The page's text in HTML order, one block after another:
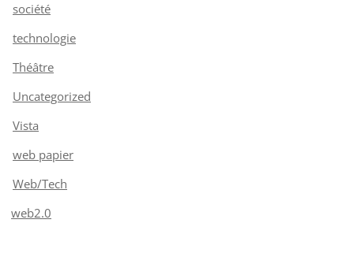
société
technologie
Théâtre
Uncategorized
Vista
web papier
Web/Tech
web2.0